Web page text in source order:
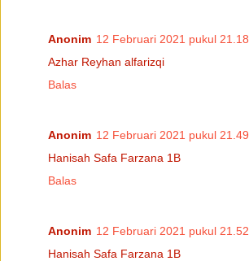
Anonim 12 Februari 2021 pukul 21.18
Azhar Reyhan alfarizqi
Balas
Anonim 12 Februari 2021 pukul 21.49
Hanisah Safa Farzana 1B
Balas
Anonim 12 Februari 2021 pukul 21.52
Hanisah Safa Farzana 1B